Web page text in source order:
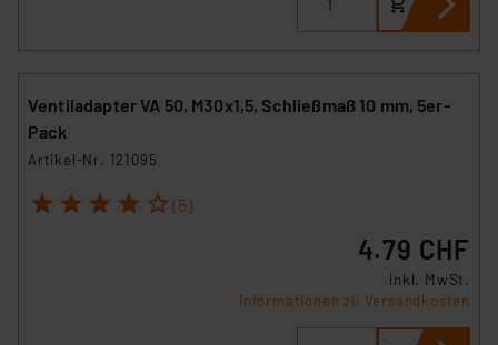
Ventiladapter VA 50, M30x1,5, Schließmaß 10 mm, 5er-
Pack
Artikel-Nr. 121095
1 2 3 4 5 (5)
4.79 CHF
inkl. MwSt.
Informationen zu Versandkosten